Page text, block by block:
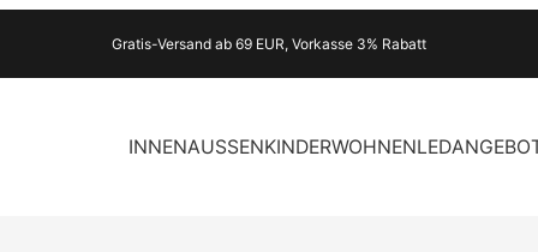
Gratis-Versand ab 69 EUR, Vorkasse 3% Rabatt
INNENAUSSENKINDERWOHNENLED